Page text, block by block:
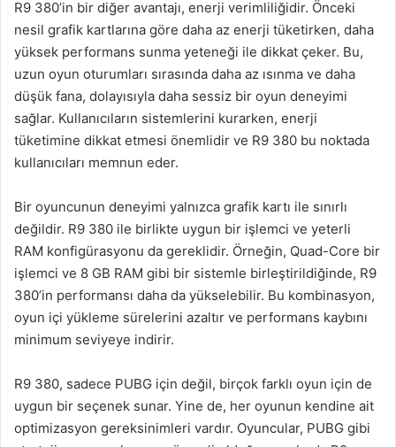
R9 380’in bir diğer avantajı, enerji verimliliğidir. Önceki
nesil grafik kartlarına göre daha az enerji tüketirken, daha
yüksek performans sunma yeteneği ile dikkat çeker. Bu,
uzun oyun oturumları sırasında daha az ısınma ve daha
düşük fana, dolayısıyla daha sessiz bir oyun deneyimi
sağlar. Kullanıcıların sistemlerini kurarken, enerji
tüketimine dikkat etmesi önemlidir ve R9 380 bu noktada
kullanıcıları memnun eder.
Bir oyuncunun deneyimi yalnızca grafik kartı ile sınırlı
değildir. R9 380 ile birlikte uygun bir işlemci ve yeterli
RAM konfigürasyonu da gereklidir. Örneğin, Quad-Core bir
işlemci ve 8 GB RAM gibi bir sistemle birleştirildiğinde, R9
380’in performansı daha da yükselebilir. Bu kombinasyon,
oyun içi yükleme sürelerini azaltır ve performans kaybını
minimum seviyeye indirir.
R9 380, sadece PUBG için değil, birçok farklı oyun için de
uygun bir seçenek sunar. Yine de, her oyunun kendine ait
optimizasyon gereksinimleri vardır. Oyuncular, PUBG gibi